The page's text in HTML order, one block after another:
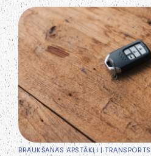
BRAUKŠANAS APSTĀKĻI|TRANSPORTS